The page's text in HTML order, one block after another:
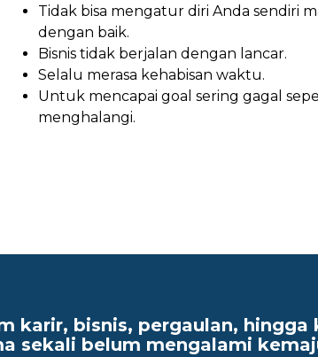
Tidak bisa mengatur diri Anda sendiri
dengan baik.
Bisnis tidak berjalan dengan lancar.
Selalu merasa kehabisan waktu.
Untuk mencapai goal sering gagal
menghalangi.
karir, bisnis, pergaulan, hingga
sekali belum mengalami